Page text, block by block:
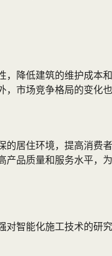
降低建筑的维护成本
市场竞争格局的变化
居住环境，提高消费
品质量和服务水平，
智能化施工技术的研